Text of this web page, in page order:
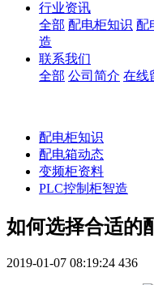
行业资讯
全部 配电柜知识 配
造
联系我们
全部 公司简介 在线
配电柜知识
配电箱动态
变频柜资料
PLC控制柜智造
如何选择合适的
2019-01-07 08:19:24 436